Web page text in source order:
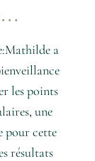
a
les points
une
pour cette
résultats